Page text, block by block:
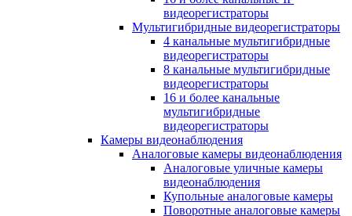
видеорегистраторы
Мультигибридные видеорегистраторы
4 канальные мультигибридные
видеорегистраторы
8 канальные мультигибридные
видеорегистраторы
16 и более канальные
мультигибридные
видеорегистраторы
Камеры видеонаблюдения
Аналоговые камеры видеонаблюдения
Аналоговые уличные камеры
видеонаблюдения
Купольные аналоговые камеры
Поворотные аналоговые камеры